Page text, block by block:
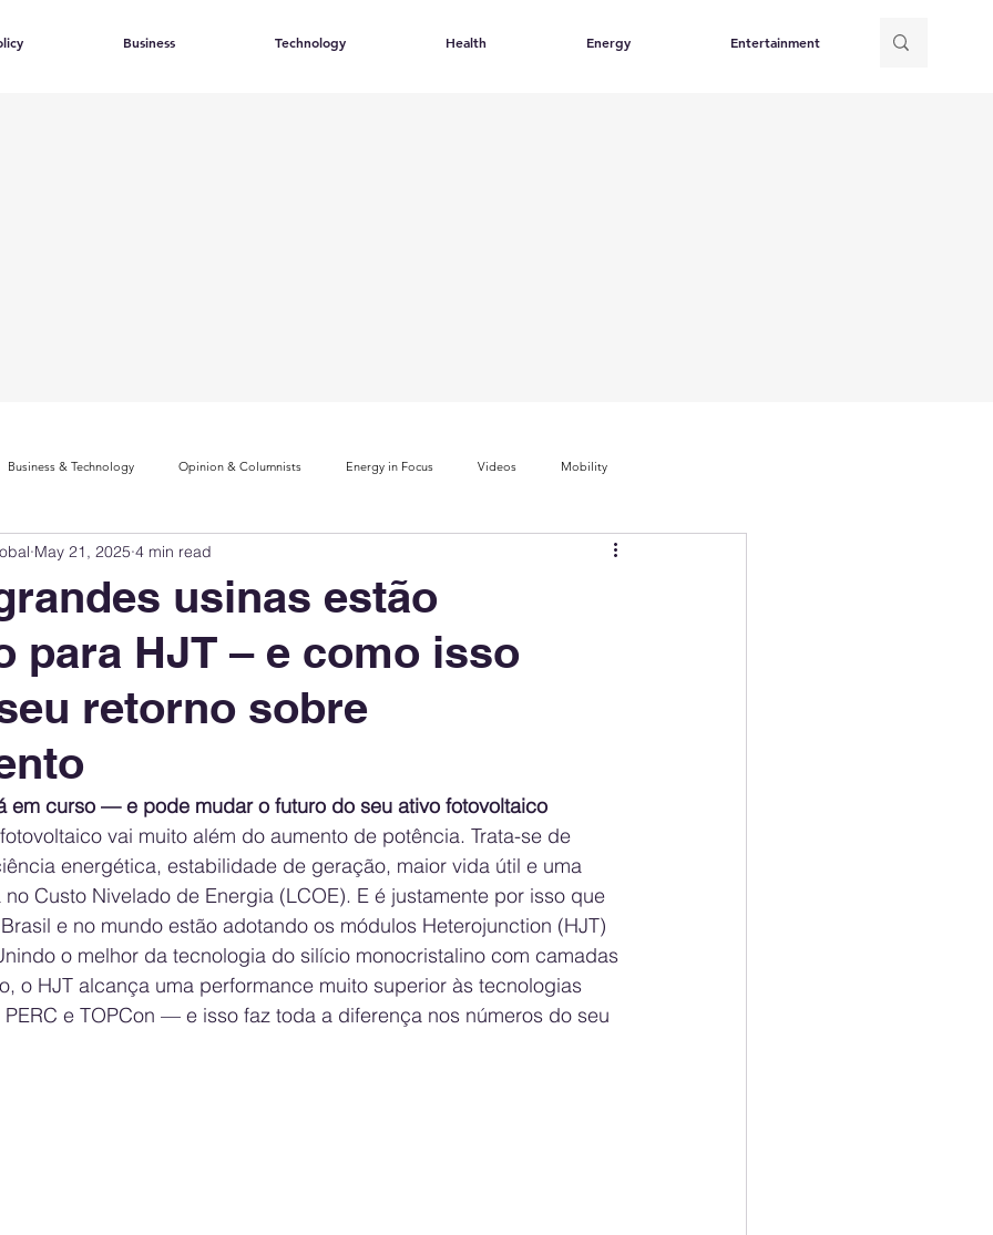
Business Technology Health Energy Entertainment
Business & Technology Opinion & Columnists Energy in Focus Videos Mobility
Innovation Index Sustainability & ESG Index Electric Mobility Ranking
Policy Public Policy Energy Policy Brand Perception Consumer Choice
usinas estão
para HJT – e como isso
retorno sobre
May 21, 2025 4 min read
em curso — e pode mudar o futuro do seu ativo fotovoltaico
vai muito além do aumento de potência. Trata-se de
energética, estabilidade de geração, maior vida útil e uma
Custo Nivelado de Energia (LCOE). E é justamente por isso que
e no mundo estão adotando os módulos Heterojunction (HJT)
o melhor da tecnologia do silício monocristalino com camadas
o HJT alcança uma performance muito superior às tecnologias
e TOPCon — e isso faz toda a diferença nos números do seu